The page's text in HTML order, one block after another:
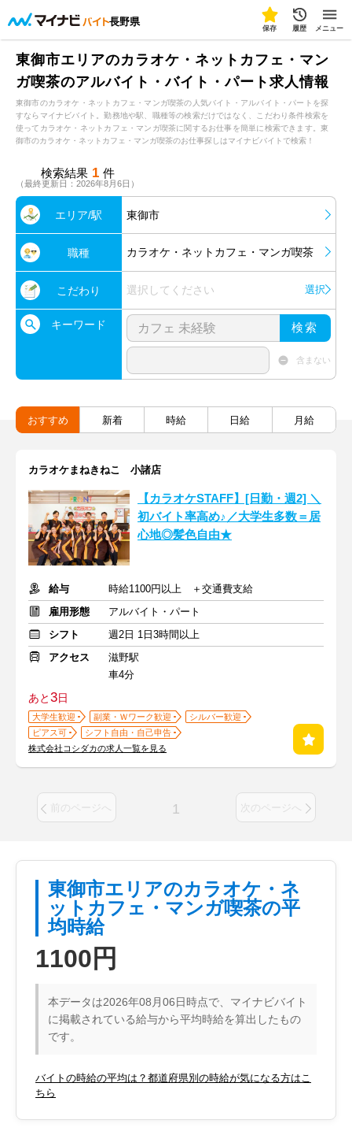
長野県
保存 履歴 メニュー
東御市エリアのカラオケ・ネットカフェ・マン
ガ喫茶のアルバイト・バイト・パート求人情報
東御市のカラオケ・ネットカフェ・マンガ喫茶の人気バイト・アルバイト・パートを探
すならマイナビバイト。勤務地や駅、職種等の検索だけではなく、こだわり条件検索を
使ってカラオケ・ネットカフェ・マンガ喫茶に関するお仕事を簡単に検索できます。東
御市のカラオケ・ネットカフェ・マンガ喫茶のお仕事探しはマイナビバイトで検索！
検索結果 1 件
（最終更新日：2026年8月6日）
エリア/駅 東御市
職種 カラオケ・ネットカフェ・マンガ喫茶
こだわり 選択してください 選択
キーワード 検索
含まない
おすすめ 新着 時給 日給 月給
カラオケまねきねこ 小諸店
【カラオケSTAFF】[日勤・週2] ＼
初バイト率高め♪／大学生多数＝居
心地◎髪色自由★
給与
時給1100円以上 ＋交通費支給
雇用形態
アルバイト・パート
シフト
週2日 1日3時間以上
アクセス
滋野駅
車4分
あと3日
大学生歓迎 副業・Ｗワーク歓迎
シルバー歓迎
ピアス可
シフト自由・自己申告
株式会社コシダカの求人一覧を見る
前のページへ 1 次のページへ
東御市エリアのカラオケ・ネ
ットカフェ・マンガ喫茶の平
均時給
1100円
本データは2026年08月06日時点で、マイナビバイト
に掲載されている給与から平均時給を算出したもの
です。
バイトの時給の平均は？都道府県別の時給が気になる方はこ
ちら